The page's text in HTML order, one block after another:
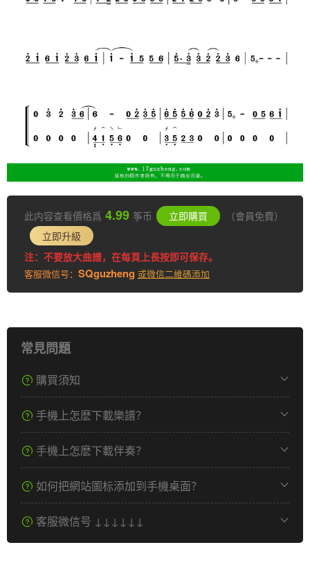
此内容查看價格爲 4.99 筝币 立即購買
（會員免費）
立即升級
注：不要放大曲譜，在每頁上長按即可保存。
客服微信号： SQguzheng 或微信二維碼添加
常見問題
購買須知
手機上怎麽下載樂譜？
手機上怎麽下載伴奏？
如何把網站圖标添加到手機桌面？
客服微信号 ↓↓↓↓↓↓